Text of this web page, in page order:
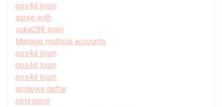
pos4d login
agree with
suka288 login
Manage multiple accounts
pos4d login
pos4d login
pos4d login
apidewa daftar
petirgacor